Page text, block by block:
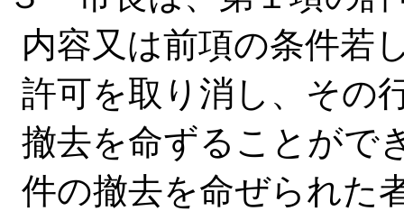
内容又は前項の条件若
許可を取り消し、その
撤去を命ずることがで
件の撤去を命ぜられた